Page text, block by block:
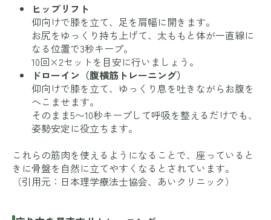
ヒップリフト
仰向けで膝を立て、足を肩幅に開きます。
お尻をゆっくり持ち上げて、太ももと体が一直線に
なる位置で3秒キープ。
10回×2セットを目安に行いましょう。
ドローイン（腹横筋トレーニング）
仰向けで膝を立て、ゆっくり息を吐きながらお腹を
へこませます。
そのまま5〜10秒キープして呼吸を整えるだけでも、
姿勢安定に役立ちます。
これらの筋肉を使えるようになることで、座っていると
きに骨盤を自然に立てやすくなるとされています。
（引用元： 日本理学療法士協会、 あいクリニック）